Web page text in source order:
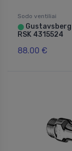
Sodo ventiliai
⬤
RSK 4315524
88.00 €